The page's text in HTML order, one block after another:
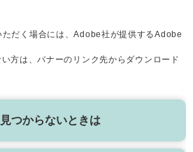
ただく場合には、Adobe社が提供するAdobe
方は、バナーのリンク先からダウンロード
見つからないときは